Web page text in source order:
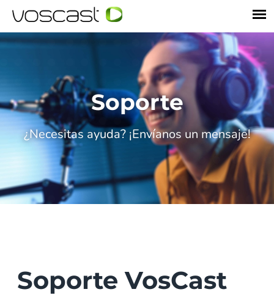
Soporte
¿Necesitas ayuda? ¡Envíanos un mensaje!
Soporte VosCast